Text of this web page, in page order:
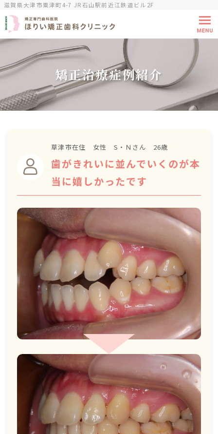
滋賀県大津市粟津町4-7 JR石山駅前近江鉄道ビル2F
矯正治療症例紹介
草津市在住 女性 S・Ｎさん 26歳
歯がきれいに並んでいくのが本
当に嬉しかったです